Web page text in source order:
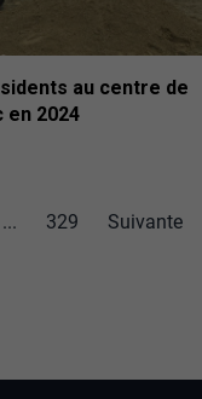
au centre de
en 2024
... 329 Suivante